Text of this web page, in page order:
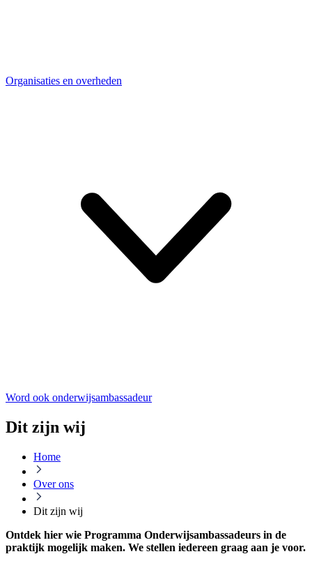
Organisaties en overheden
Word ook onderwijsambassadeur
Dit zijn wij
Home
Over ons
Dit zijn wij
Ontdek hier wie Programma Onderwijsambassadeurs in de
praktijk mogelijk maken. We stellen iedereen graag aan je voor.